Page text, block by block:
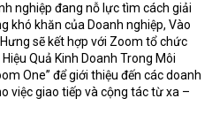
nghiệp đang nỗ lực tìm cách giải
khó khăn của Doanh nghiệp, Vào
sẽ kết hợp với Zoom tổ chức
Quả Kinh Doanh Trong Môi
One” để giới thiệu đến các doanh
việc giao tiếp và cộng tác từ xa –